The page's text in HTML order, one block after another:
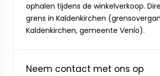
ophalen tijdens de winkelverkoop.
grens in Kaldenkirchen
Kaldenkirchen, gemeente Venlo).
Neem contact met ons op